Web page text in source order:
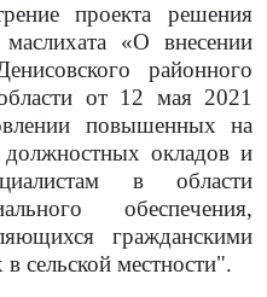
проекта решения
«О внесении
районного
от 12 мая 2021
повышенных на
должностных окладов и
в области
обеспечения,
гражданскими
сельской местности".